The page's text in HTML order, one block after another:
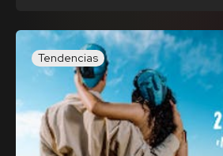
Tendencias